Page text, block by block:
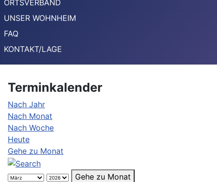
ORTSVERBAND
UNSER WOHNHEIM
FAQ
KONTAKT/LAGE
Terminkalender
Nach Jahr
Nach Monat
Nach Woche
Heute
Gehe zu Monat
Gehe zu Monat